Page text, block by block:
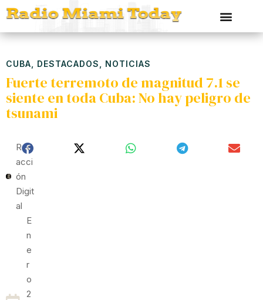
CUBA DESTACADOS NOTICIAS
Fuerte terremoto de magnitud 7.1 se
siente en toda Cuba: No hay peligro de
tsunami
Red
Acci
Ón
Digit
Al
E
N
E
R
O
2